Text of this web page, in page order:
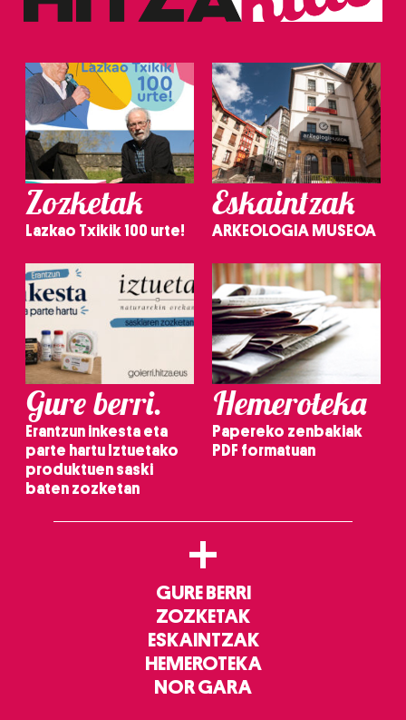
Zozketak
Lazkao Txikik 100 urte!
Eskaintzak
ARKEOLOGIA MUSEOA
Gure berri.
Erantzun inkesta eta
parte hartu Iztuetako
produktuen saski
baten zozketan
Hemeroteka
Papereko zenbakiak
PDF formatuan
+
GURE BERRI
ZOZKETAK
ESKAINTZAK
HEMEROTEKA
NOR GARA